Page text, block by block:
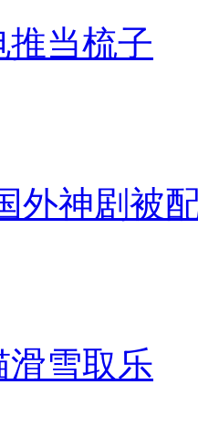
推当梳子
外神剧被
滑雪取乐